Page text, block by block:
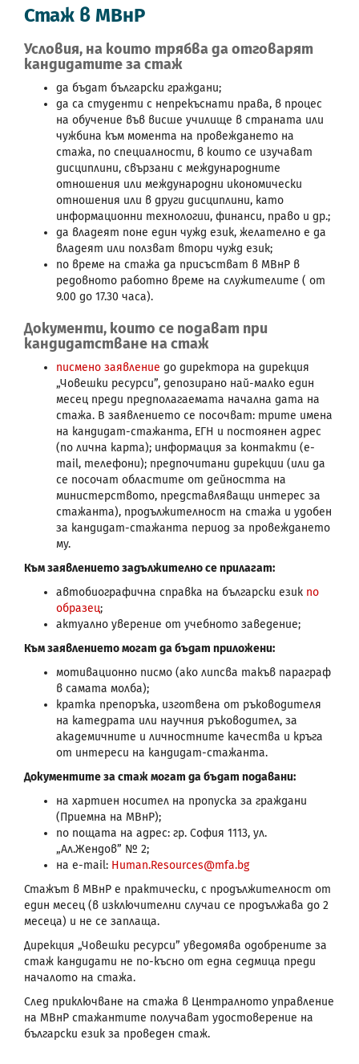
Стаж в МВнР
Условия, на които трябва да отговарят
кандидатите за стаж
да бъдат български граждани;
да са студенти с непрекъснати права, в процес
на обучение във висше училище в страната или
чужбина към момента на провеждането на
стажа, по специалности, в които се изучават
дисциплини, свързани с международните
отношения или международни икономически
отношения или в други дисциплини, като
информационни технологии, финанси, право и др.;
да владеят поне един чужд език, желателно е да
владеят или ползват втори чужд език;
по време на стажа да присъстват в МВнР в
редовното работно време на служителите ( от
9.00 до 17.30 часа).
Документи, които се подават при
кандидатстване на стаж
писмено заявление до директора на дирекция
„Човешки ресурси”, депозирано най-малко един
месец преди предполагаемата начална дата на
стажа. В заявлението се посочват: трите имена
на кандидат-стажанта, ЕГН и постоянен адрес
(по лична карта); информация за контакти (e-
mail, телефони); предпочитани дирекции (или да
се посочат областите от дейността на
министерството, представляващи интерес за
стажанта), продължителност на стажа и удобен
за кандидат-стажанта период за провеждането
му.
Към заявлението задължително се прилагат:
автобиографична справка на български език по
образец;
актуално уверение от учебното заведение;
Към заявлението могат да бъдат приложени:
мотивационно писмо (ако липсва такъв параграф
в самата молба);
кратка препоръка, изготвена от ръководителя
на катедрата или научния ръководител, за
академичните и личностните качества и кръга
от интереси на кандидат-стажанта.
Документите за стаж могат да бъдат подавани:
на хартиен носител на пропуска за граждани
(Приемна на МВнР);
по пощата на адрес: гр. София 1113, ул.
„Ал.Жендов” № 2;
на е-mail: Human.Resources@mfa.bg
Стажът в МВнР е практически, с продължителност от
един месец (в изключителни случаи се продължава до 2
месеца) и не се заплаща.
Дирекция „Човешки ресурси” уведомява одобрените за
стаж кандидати не по-късно от една седмица преди
началото на стажа.
След приключване на стажа в Централното управление
на МВнР стажантите получават удостоверение на
български език за проведен стаж.